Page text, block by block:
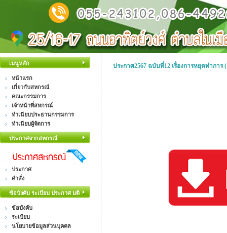
เมนูหลัก
หน้าแรก
เกี่ยวกับสหกรณ์
คณะกรรมการ
เจ้าหน้าที่สหกรณ์
ทำเนียบประธานกรรมการ
ทำเนียบผู้จัดการ
ประกาศจากสหกรณ์
ประกาศ
คำสั่ง
ข้อบังคับ ระเบียบ ประกาศ มติ
ข้อบังคับ
ระเบียบ
นโยบายข้อมูลส่วนบุคคล
ประกาศ2567 ฉบับที่12 เรื่องการหยุดทำการ